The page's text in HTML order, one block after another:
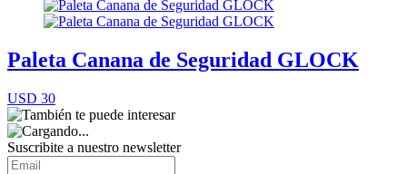
Paleta Canana de Seguridad GLOCK
USD 30
Suscribite a nuestro newsletter